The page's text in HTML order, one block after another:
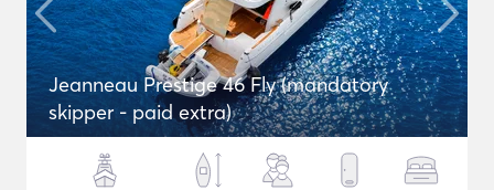
Jeanneau Prestige 46 Fly (mandatory
skipper - paid extra)